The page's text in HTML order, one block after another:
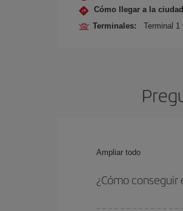
Cómo llegar a la
Terminales: Terminal 1
Ampliar todo
¿Cómo